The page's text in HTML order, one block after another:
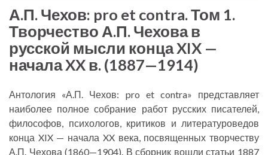
А.П. Чехов: pro et contra. Том 1.
Творчество А.П. Чехова в
русской мысли конца XIX —
начала XX в. (1887—1914)
Антология «А.П. Чехов: pro et contra» представляет
наиболее полное собрание работ русских писателей,
философов, психологов, критиков и литературоведов
конца XIX — начала XX века, посвященных творчеству
А.П. Чехова (1860—1904). В сборник вошли статьи 1887